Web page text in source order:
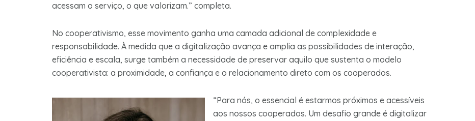
acessam o serviço, o que valorizam.” completa.
No cooperativismo, esse movimento ganha uma camada adicional de complexidade e
responsabilidade. À medida que a digitalização avança e amplia as possibilidades de interação,
eficiência e escala, surge também a necessidade de preservar aquilo que sustenta o modelo
cooperativista: a proximidade, a confiança e o relacionamento direto com os cooperados.
“Para nós, o essencial é estarmos próximos e acessíveis
aos nossos cooperados. Um desafio grande é digitalizar